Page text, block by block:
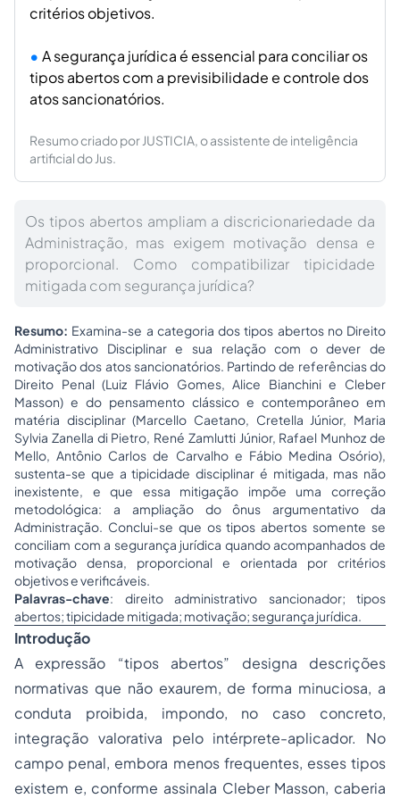
critérios objetivos.
A segurança jurídica é essencial para conciliar os
tipos abertos com a previsibilidade e controle dos
atos sancionatórios.
Resumo criado por JUSTICIA, o assistente de inteligência
artificial do Jus.
Os tipos abertos ampliam a discricionariedade da
Administração, mas exigem motivação densa e
proporcional. Como compatibilizar tipicidade
mitigada com segurança jurídica?
Resumo: Examina-se a categoria dos tipos abertos no Direito
Administrativo Disciplinar e sua relação com o dever de
motivação dos atos sancionatórios. Partindo de referências do
Direito Penal (Luiz Flávio Gomes, Alice Bianchini e Cleber
Masson) e do pensamento clássico e contemporâneo em
matéria disciplinar (Marcello Caetano, Cretella Júnior, Maria
Sylvia Zanella di Pietro, René Zamlutti Júnior, Rafael Munhoz de
Mello, Antônio Carlos de Carvalho e Fábio Medina Osório),
sustenta-se que a tipicidade disciplinar é mitigada, mas não
inexistente, e que essa mitigação impõe uma correção
metodológica: a ampliação do ônus argumentativo da
Administração. Conclui-se que os tipos abertos somente se
conciliam com a segurança jurídica quando acompanhados de
motivação densa, proporcional e orientada por critérios
objetivos e verificáveis.
Palavras-chave: direito administrativo sancionador; tipos
abertos; tipicidade mitigada; motivação; segurança jurídica.
Introdução
A expressão “tipos abertos” designa descrições
normativas que não exaurem, de forma minuciosa, a
conduta proibida, impondo, no caso concreto,
integração valorativa pelo intérprete-aplicador. No
campo penal, embora menos frequentes, esses tipos
existem e, conforme assinala Cleber Masson, caberia